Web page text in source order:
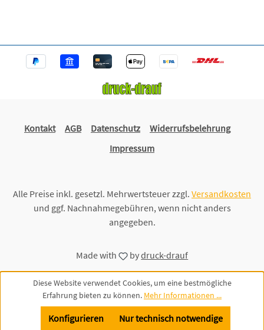
Kontakt AGB Datenschutz
Widerrufsbelehrung
Impressum
Alle Preise inkl. gesetzl. Mehrwertsteuer zzgl. Versandkosten
und ggf. Nachnahmegebühren, wenn nicht anders
angegeben.
Made with bydruck-drauf
Diese Website verwendet Cookies, um eine bestmögliche
Erfahrung bieten zu können. Mehr Informationen ...
Nur technisch notwendige
Konfigurieren